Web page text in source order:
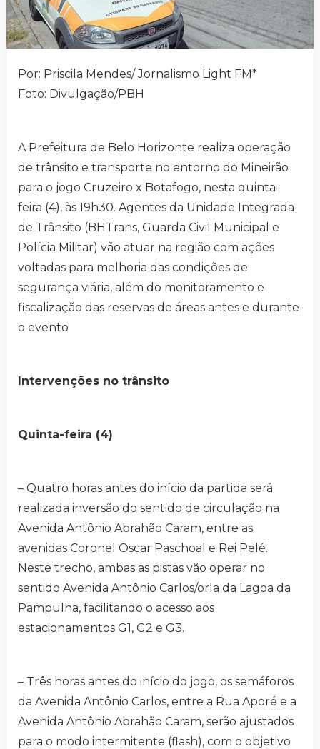
Por: Priscila Mendes/ Jornalismo Light FM*
Foto: Divulgação/PBH
A Prefeitura de Belo Horizonte realiza operação
de trânsito e transporte no entorno do Mineirão
para o jogo Cruzeiro x Botafogo, nesta quinta-
feira (4), às 19h30. Agentes da Unidade Integrada
de Trânsito (BHTrans, Guarda Civil Municipal e
Polícia Militar) vão atuar na região com ações
voltadas para melhoria das condições de
segurança viária, além do monitoramento e
fiscalização das reservas de áreas antes e durante
o evento
Intervenções no trânsito
Quinta-feira (4)
– Quatro horas antes do início da partida será
realizada inversão do sentido de circulação na
Avenida Antônio Abrahão Caram, entre as
avenidas Coronel Oscar Paschoal e Rei Pelé.
Neste trecho, ambas as pistas vão operar no
sentido Avenida Antônio Carlos/orla da Lagoa da
Pampulha, facilitando o acesso aos
estacionamentos G1, G2 e G3.
– Três horas antes do início do jogo, os semáforos
da Avenida Antônio Carlos, entre a Rua Aporé e a
Avenida Antônio Abrahão Caram, serão ajustados
para o modo intermitente (flash), com o objetivo